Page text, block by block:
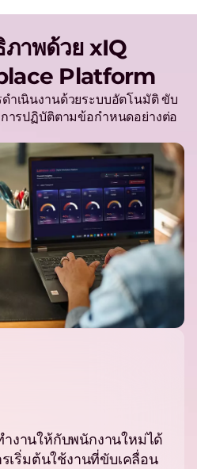
ภาพด้วย xIQ
Platform
ำเนินงานด้วยระบบอัตโนมัติ ขับ
ารปฏิบัติตามข้อกำหนดอย่างต่อ
งานให้กับพนักงานใหม่ได้
เริ่มต้นใช้งานที่ขับเคลื่อน